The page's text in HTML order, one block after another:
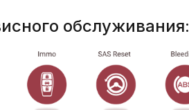
обслуживания: